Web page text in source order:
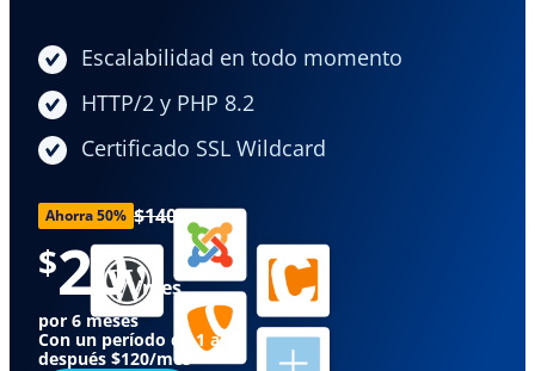
Escalabilidad en todo momento
HTTP/2 y PHP 8.2
Certificado SSL Wildcard
Ahorra 50% $140
$20/mes
por 6 meses
Con un período de 1 año
después $120/mes